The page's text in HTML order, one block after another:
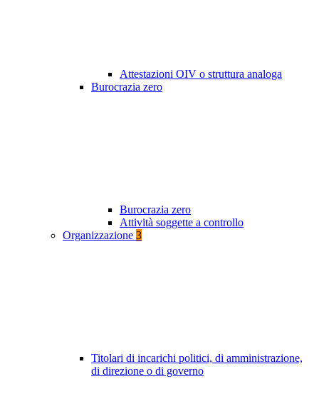
Attestazioni OIV o struttura analoga
Burocrazia zero
Burocrazia zero
Attività soggette a controllo
Organizzazione 3
Titolari di incarichi politici, di amministrazione,
di direzione o di governo